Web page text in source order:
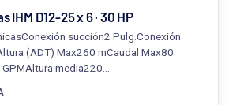
IHM D12-25 x 6 · 30 HP
succión2 Pulg.Conexión
(ADT) Max260 mCaudal Max80
media220…